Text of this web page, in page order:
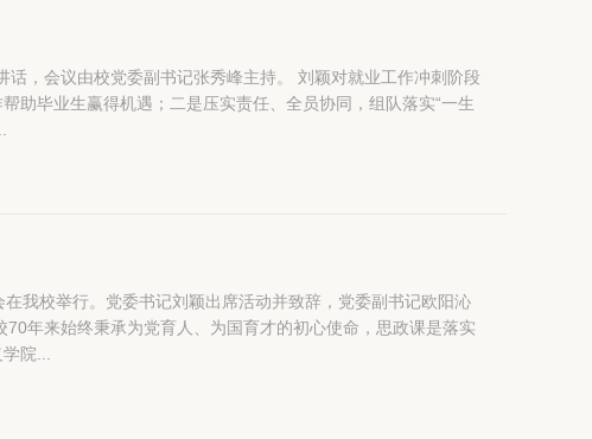
副书记张秀峰主持。 刘颖对就业工作冲刺阶段
助毕业生赢得机遇；二是压实责任、全员协同，组队落实“一生
我校举行。党委书记刘颖出席活动并致辞，党委副书记欧阳沁
院...